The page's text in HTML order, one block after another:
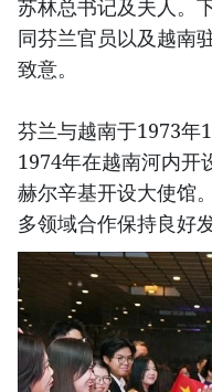
苏林总书记及夫人。
同芬兰官员以及越南
致意。
芬兰与越南于1973年
1974年在越南河内开
赫尔辛基开设大使馆
多领域合作保持良好